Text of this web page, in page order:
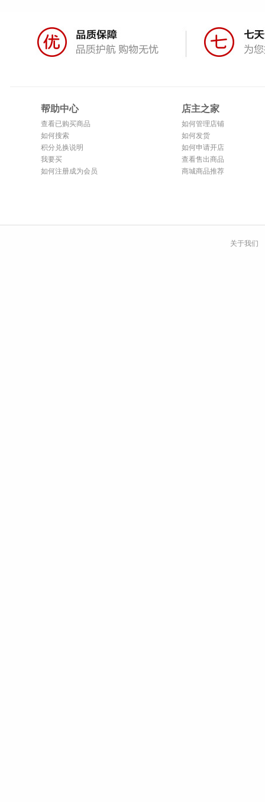
帮助中心
查看已购买商品
如何搜索
积分兑换说明
我要买
如何注册成为会员
店主之家
如何管理店铺
如何发货
如何申请开店
查看售出商品
商城商品推荐
关于我们